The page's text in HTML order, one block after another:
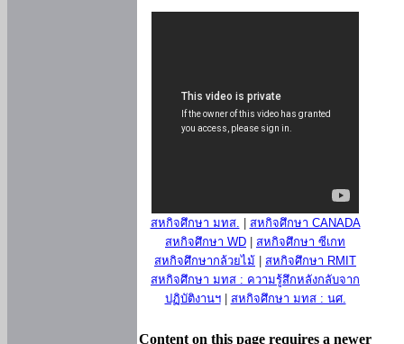
สหกิจศึกษา มทส.
สหกิจศึกษา CANADA
สหกิจศึกษา WD
สหกิจศึกษา ซีเกท
สหกิจศึกษากล้วยไม้
สหกิจศึกษา RMIT
สหกิจศึกษา มทส : ความรู้สึกหลังกลับจาก
ปฏิบัติงานฯ| สหกิจศึกษา มทส : นศ.
Content on this page requires a newer